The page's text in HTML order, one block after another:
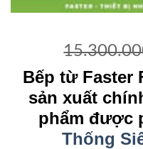
Bếp từ Faster
sản xuất
phẩm được
Thống